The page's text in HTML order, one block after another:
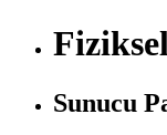
Sunucu